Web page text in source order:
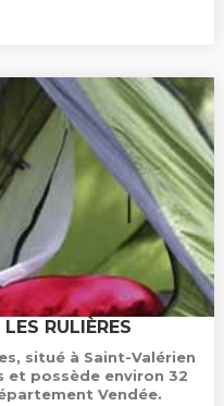
RULIÈRES
situé à Saint-Valérien
et possède environ 32
Vendée.